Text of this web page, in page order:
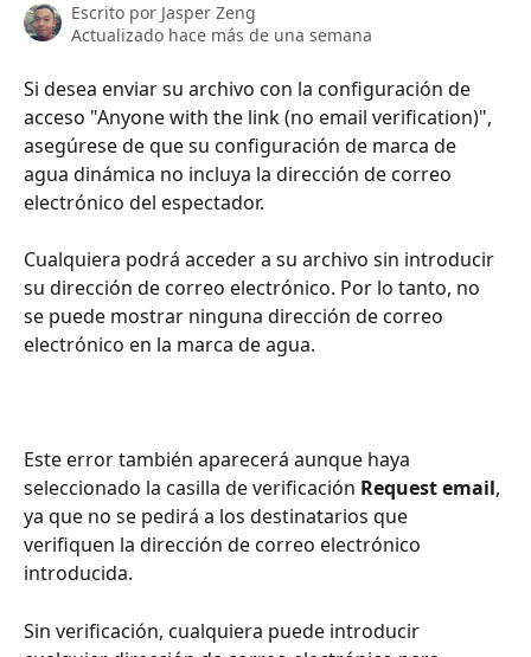
Escrito por Jasper Zeng
Actualizado hace más de una semana
Si desea enviar su archivo con la configuración de
acceso "Anyone with the link (no email verification)",
asegúrese de que su configuración de marca de
agua dinámica no incluya la dirección de correo
electrónico del espectador.
Cualquiera podrá acceder a su archivo sin introducir
su dirección de correo electrónico. Por lo tanto, no
se puede mostrar ninguna dirección de correo
electrónico en la marca de agua.
Este error también aparecerá aunque haya
seleccionado la casilla de verificación Request email,
ya que no se pedirá a los destinatarios que
verifiquen la dirección de correo electrónico
introducida.
Sin verificación, cualquiera puede introducir